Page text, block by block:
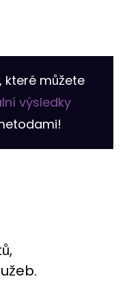
které můžete
výsledky